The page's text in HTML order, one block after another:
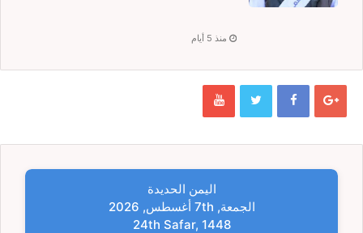
منذ 5 أيام
اليمن الحديدة
الجمعة, 7th أغسطس, 2026
24th Safar, 1448